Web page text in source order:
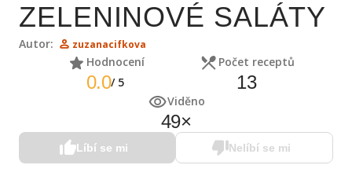
ZELENINOVÉ SALÁTY
Autor: zuzanacifkova
Hodnocení
0.0/ 5
Počet receptů
13
Viděno
49×
Líbí se mi Nelíbí se mi